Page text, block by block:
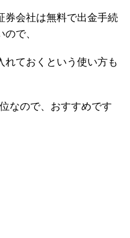
会社は無料で出金手続
で、
れておくという使い方も
なので、おすすめです